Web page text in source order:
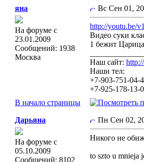
яна
На форуме с
23.01.2009
Сообщений: 1938
Москва
Вс Сен 01,
http://youtu.be/
Видео суки
1 бежит
Наш сайт:
Наши тел:
+7-903-751-04-
+7-925-178-13-
В начало страницы
Дарьяна
На форуме с
05.10.2009
Сообщений: 8102
Пн Сен 02,
Никого не
to szto u mnieja